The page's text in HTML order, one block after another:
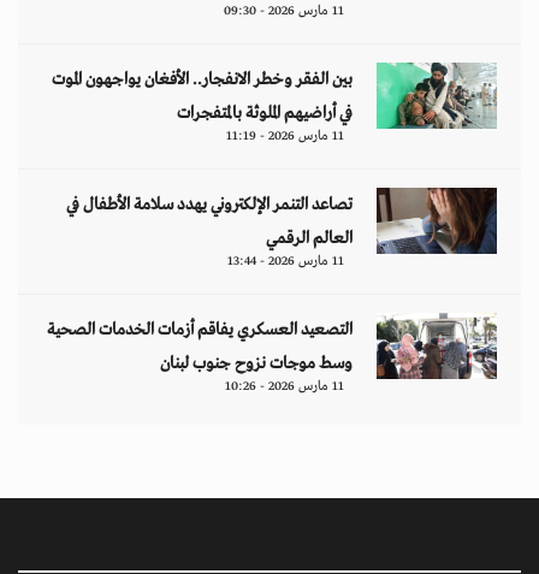
11 مارس 2026 - 09:30
بين الفقر وخطر الانفجار.. الأفغان يواجهون الموت
في أراضيهم الملوثة بالمتفجرات
11 مارس 2026 - 11:19
تصاعد التنمر الإلكتروني يهدد سلامة الأطفال في
العالم الرقمي
11 مارس 2026 - 13:44
التصعيد العسكري يفاقم أزمات الخدمات الصحية
وسط موجات نزوح جنوب لبنان
11 مارس 2026 - 10:26